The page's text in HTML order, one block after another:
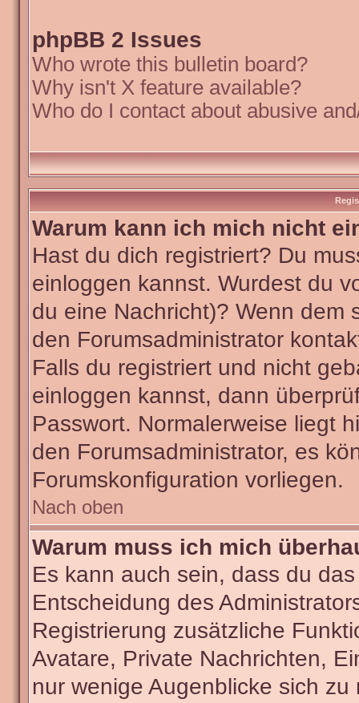
phpBB 2 Issues
Who wrote this bulletin board?
Why isn't X feature available?
Who do I contact about abusive
Warum kann ich mich nicht
Hast du dich registriert? Du
einloggen kannst. Wurdest du
du eine Nachricht)? Wenn dem
den Forumsadministrator
Falls du registriert und nicht
einloggen kannst, dann
Passwort. Normalerweise liegt
den Forumsadministrator, es
Forumskonfiguration vorliegen.
Nach oben
Warum muss ich mich
Es kann auch sein, dass du
Entscheidung des
Registrierung zusätzliche
Avatare, Private Nachrichten,
nur wenige Augenblicke sich